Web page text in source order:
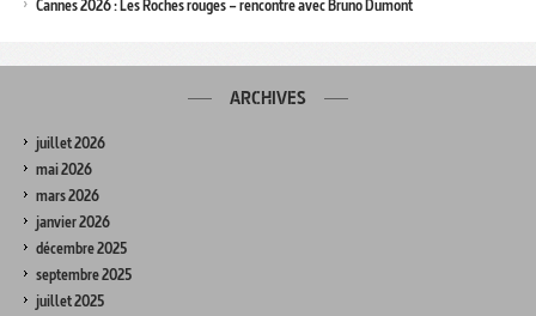
Cannes 2026 : Les Roches rouges – rencontre avec Bruno Dumont
ARCHIVES
juillet 2026
mai 2026
mars 2026
janvier 2026
décembre 2025
septembre 2025
juillet 2025